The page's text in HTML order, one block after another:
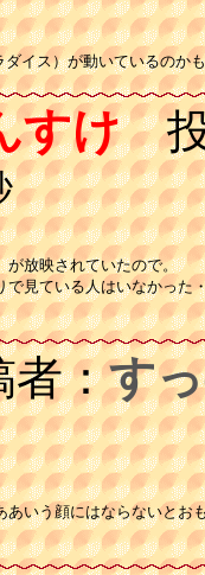
ス）が動いているのか
すけ投
が放映されていたので。
で見ている人はいなかった
：す
あいう顔にはならないとお